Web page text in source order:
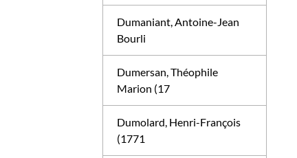
Dumaniant, Antoine-Jean
Bourli
Dumersan, Théophile
Marion (17
Dumolard, Henri-François
(1771